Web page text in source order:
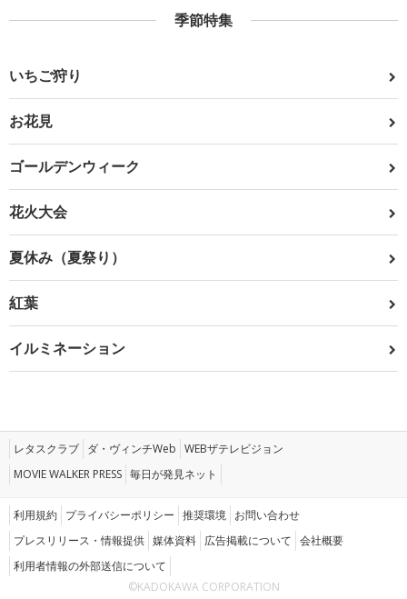
季節特集
いちご狩り
お花見
ゴールデンウィーク
花火大会
夏休み（夏祭り）
紅葉
イルミネーション
レタスクラブ ダ・ヴィンチWeb WEBザテレビジョン
MOVIE WALKER PRESS 毎日が発見ネット
利用規約 プライバシーポリシー 推奨環境 お問い合わせ
プレスリリース・情報提供 媒体資料 広告掲載について 会社概要
利用者情報の外部送信について
©KADOKAWA CORPORATION